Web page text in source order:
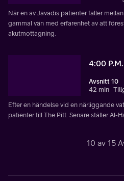
När en av Javadis patienter faller
gammal vän med erfarenhet av att
akutmottagning.
4:00
Avsnitt 10
42 min
Efter en händelse vid en närliggande
patienter till The Pitt. Senare ställer Al-
10 av 15